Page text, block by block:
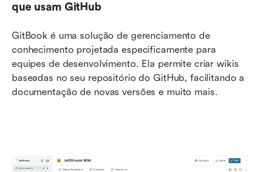
que usam GitHub
GitBook é uma solução de gerenciamento de
conhecimento projetada especificamente para
equipes de desenvolvimento. Ela permite criar wikis
baseadas no seu repositório do GitHub, facilitando a
documentação de novas versões e muito mais.